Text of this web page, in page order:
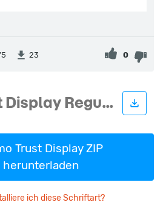
23 0
Trust Display ZIP
herunterladen
ich diese Schriftart?